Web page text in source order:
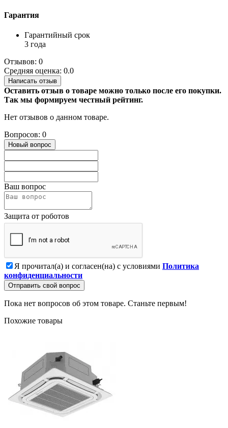
Гарантия
Гарантийный срок
3 года
Отзывов: 0
Средняя оценка: 0.0
Написать отзыв
Оставить отзыв о товаре можно только после его покупки.
Так мы формируем честный рейтинг.
Нет отзывов о данном товаре.
Вопросов: 0
Новый вопрос
Ваш вопрос
Защита от роботов
Я прочитал(а) и согласен(на) с условиями Политика
конфиденциальности
Отправить свой вопрос
Пока нет вопросов об этом товаре. Станьте первым!
Похожие товары